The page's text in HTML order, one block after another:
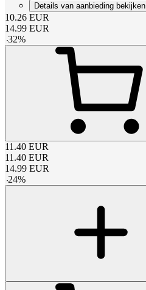
Details van aanbieding bekijken
10.26 EUR
14.99 EUR
-32%
11.40 EUR
11.40 EUR
14.99 EUR
-24%